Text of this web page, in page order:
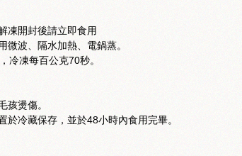
凍開封後請立即食用
微波、隔水加熱、電鍋蒸。
冷凍每百公克70秒。
孩燙傷。
於冷藏保存，並於48小時內食用完畢。